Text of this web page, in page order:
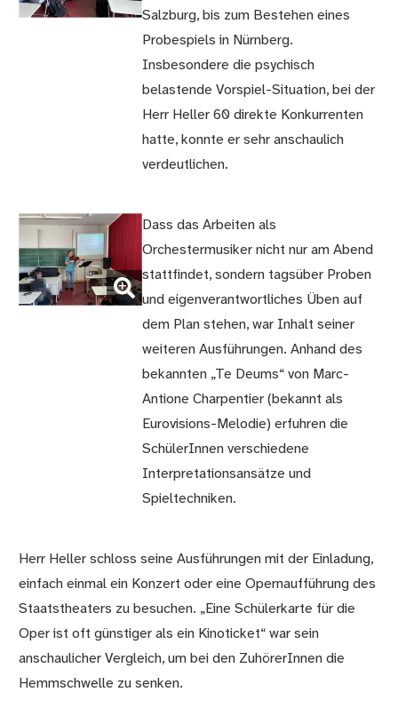
Salzburg, bis zum Bestehen eines
Probespiels in Nürnberg.
Insbesondere die psychisch
belastende Vorspiel-Situation, bei der
Herr Heller 60 direkte Konkurrenten
hatte, konnte er sehr anschaulich
verdeutlichen.
(Bild
vergrößern)
Dass das Arbeiten als
Orchestermusiker nicht nur am Abend
stattfindet, sondern tagsüber Proben
und eigenverantwortliches Üben auf
dem Plan stehen, war Inhalt seiner
weiteren Ausführungen. Anhand des
bekannten „Te Deums“ von Marc-
Antione Charpentier (bekannt als
Eurovisions-Melodie) erfuhren die
SchülerInnen verschiedene
Interpretationsansätze und
Spieltechniken.
Herr Heller schloss seine Ausführungen mit der Einladung,
einfach einmal ein Konzert oder eine Opernaufführung des
Staatstheaters zu besuchen. „Eine Schülerkarte für die
Oper ist oft günstiger als ein Kinoticket“ war sein
anschaulicher Vergleich, um bei den ZuhörerInnen die
Hemmschwelle zu senken.